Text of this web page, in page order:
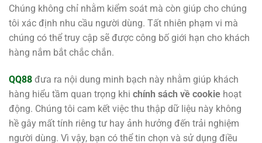
Chúng không chỉ nhằm kiểm soát mà còn giúp cho chúng
tôi xác định nhu cầu người dùng. Tất nhiên phạm vi mà
chúng có thể truy cập sẽ được công bố giới hạn cho khách
hàng nắm bắt chắc chắn.
QQ88 đưa ra nội dung minh bạch này nhằm giúp khách
hàng hiểu tầm quan trọng khi chính sách về cookie hoạt
động. Chúng tôi cam kết việc thu thập dữ liệu này không
hề gây mất tính riêng tư hay ảnh hưởng đến trải nghiệm
người dùng. Vì vậy, bạn có thể tin chọn và sử dụng điều